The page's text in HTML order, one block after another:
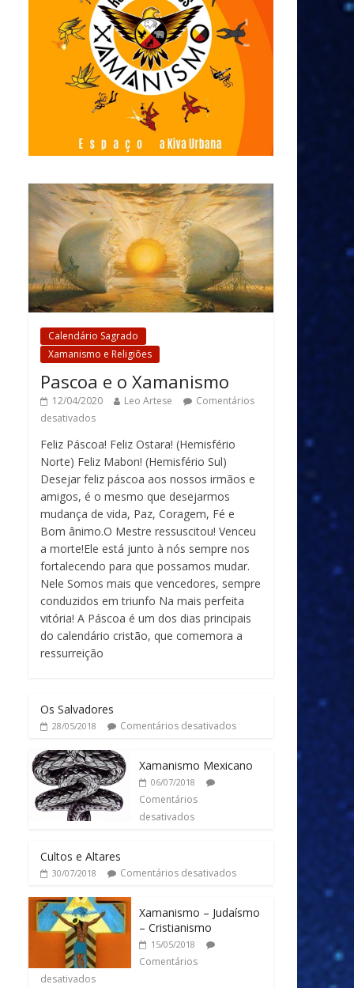
Calendário Sagrado
Xamanismo e Religiões
Pascoa e o Xamanismo
12/04/2020 Leo Artese
Comentários
desativados
Feliz Páscoa! Feliz Ostara! (Hemisfério
Norte) Feliz Mabon! (Hemisfério Sul)
Desejar feliz páscoa aos nossos irmãos e
amigos, é o mesmo que desejarmos
mudança de vida, Paz, Coragem, Fé e
Bom ânimo.O Mestre ressuscitou! Venceu
a morte!Ele está junto à nós sempre nos
fortalecendo para que possamos mudar.
Nele Somos mais que vencedores, sempre
conduzidos em triunfo Na mais perfeita
vitória! A Páscoa é um dos dias principais
do calendário cristão, que comemora a
ressurreição
Os Salvadores
28/05/2018 Comentários desativados
Xamanismo Mexicano
06/07/2018
Comentários
desativados
Cultos e Altares
30/07/2018 Comentários desativados
Xamanismo – Judaísmo
– Cristianismo
15/05/2018
Comentários
desativados